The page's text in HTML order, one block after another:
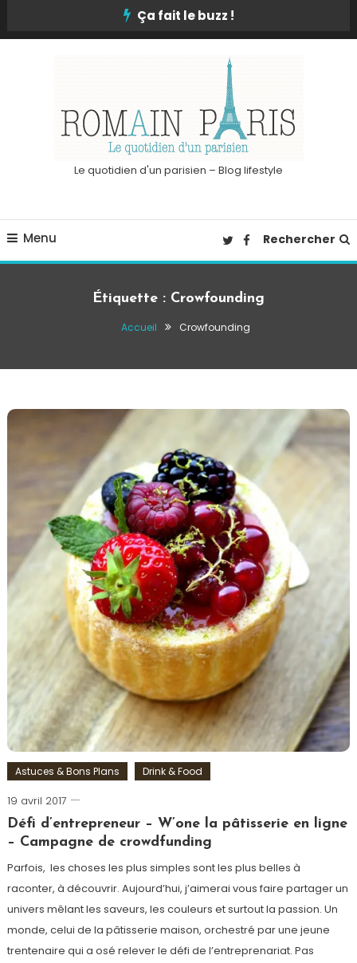
Ça fait le buzz !
Le quotidien d'un parisien – Blog lifestyle
Menu Rechercher
Étiquette : Crowfounding
Accueil Crowfounding
Astuces & Bons Plans Drink & Food
19 avril 2017
Romain-
Paris
Défi d’entrepreneur – W’one la pâtisserie en ligne
– Campagne de crowdfunding
Parfois, les choses les plus simples sont les plus belles à
raconter, à découvrir. Aujourd’hui, j’aimerai vous faire partager un
univers mêlant les saveurs, les couleurs et surtout la passion. Un
monde, celui de la pâtisserie maison, orchestré par une jeune
trentenaire qui a osé relever le défi de l’entreprenariat. Pas